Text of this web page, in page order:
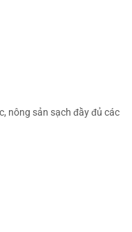
nông sản sạch đầy đủ các